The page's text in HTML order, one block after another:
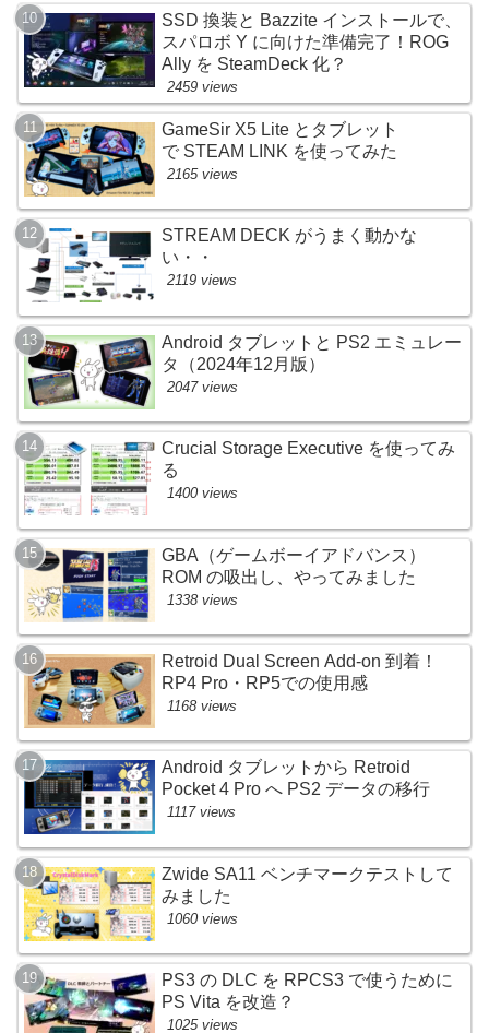
SSD 換装と Bazzite インストールで、
スパロボ Y に向けた準備完了！ROG
Ally を SteamDeck 化？
2459 views
GameSir X5 Lite とタブレット
で STEAM LINK を使ってみた
2165 views
STREAM DECK がうまく動かな
い・・
2119 views
Android タブレットと PS2 エミュレー
タ（2024年12月版）
2047 views
Crucial Storage Executive を使ってみ
る
1400 views
GBA（ゲームボーイアドバンス）
ROM の吸出し、やってみました
1338 views
Retroid Dual Screen Add-on 到着！
RP4 Pro・RP5での使用感
1168 views
Android タブレットから Retroid
Pocket 4 Pro へ PS2 データの移行
1117 views
Zwide SA11 ベンチマークテストして
みました
1060 views
PS3 の DLC を RPCS3 で使うために
PS Vita を改造？
1025 views